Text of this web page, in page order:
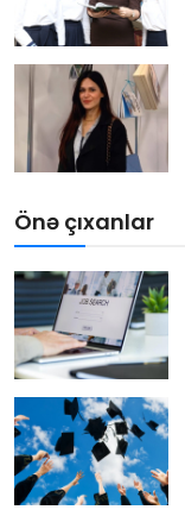
Önə çıxanlar